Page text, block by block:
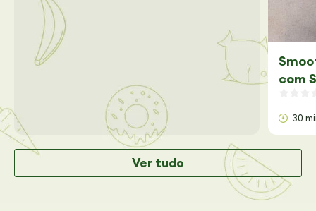
com
30
Ver tudo